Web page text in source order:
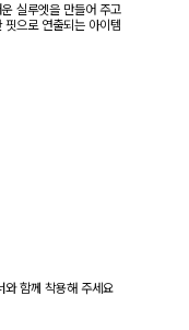
실루엣을 만들어 주고
으로 연출되는 아이템
와 함께 착용해 주세요